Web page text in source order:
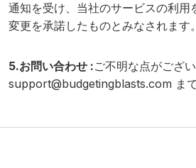
通知を受け、当社のサービスの利用
変更を承諾したものとみなされます。
5.お問い合わせ :ご不明な点がござい
support@budgetingblasts.com ま